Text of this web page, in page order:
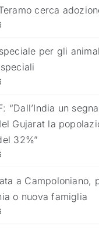
cerca
per gli
“Dall’India un
Gujarat la
32%”
a Campoloniano,
o nuova famiglia